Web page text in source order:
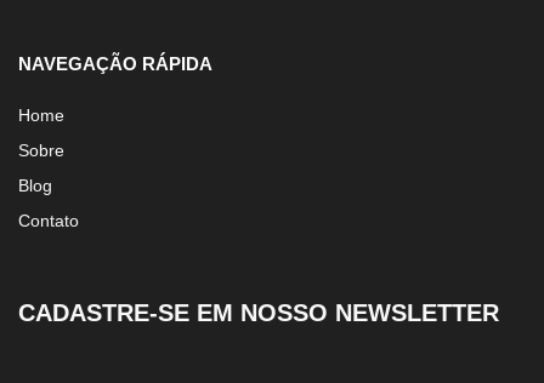
NAVEGAÇÃO RÁPIDA
Home
Sobre
Blog
Contato
CADASTRE-SE EM NOSSO NEWSLETTER